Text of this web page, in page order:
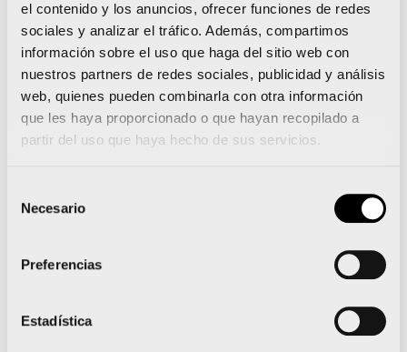
el contenido y los anuncios, ofrecer funciones de redes
sociales y analizar el tráfico. Además, compartimos
información sobre el uso que haga del sitio web con
nuestros partners de redes sociales, publicidad y análisis
web, quienes pueden combinarla con otra información
que les haya proporcionado o que hayan recopilado a
partir del uso que haya hecho de sus servicios.
Necesario
Preferencias
Estadística
para aquellos que quieran vivirla.
El Medio Maratón sigue sus pasos
Las 20.000 inscripciones para elMedio Maratón
Valencia Trinidad Alfonso EDP, que tendrá lugar
ritmo. En diciembre se cerró el primer tramo de
actualmente quedan cerca de 1.500 dorsales
El Medio Maratón Valencia cuenta con el